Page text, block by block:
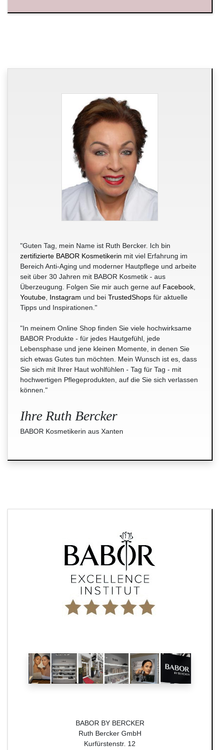
"Guten Tag, mein Name ist Ruth Bercker. Ich bin
zertifizierte BABOR Kosmetikerin mit viel Erfahrung im
Bereich Anti-Aging und moderner Hautpflege und arbeite
seit über 30 Jahren mit BABOR Kosmetik - aus
Überzeugung. Folgen Sie mir auch gerne auf Facebook,
Youtube, Instagram und bei TrustedShops für aktuelle
Tipps und Inspirationen."
"In meinem Online Shop finden Sie viele hochwirksame
BABOR Produkte - für jedes Hautgefühl, jede
Lebensphase und jene kleinen Momente, in denen Sie
sich etwas Gutes tun möchten. Mein Wunsch ist es, dass
Sie sich mit Ihrer Haut wohlfühlen - Tag für Tag - mit
hochwertigen Pflegeprodukten, auf die Sie sich verlassen
können."
Ihre Ruth Bercker
BABOR Kosmetikerin aus Xanten
BABOR BY BERCKER
Ruth Bercker GmbH
Kurfürstenstr. 12